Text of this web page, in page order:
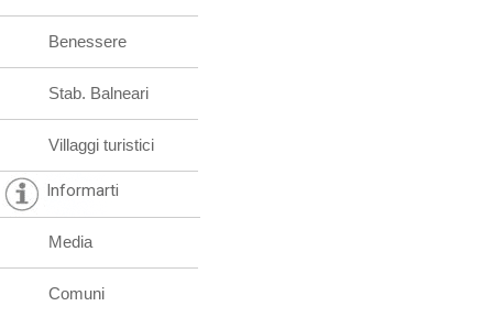
Benessere
Stab. Balneari
Villaggi turistici
Informarti
Media
Comuni